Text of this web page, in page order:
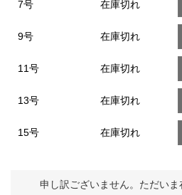
7号 在庫切れ
9号 在庫切れ
11号 在庫切れ
13号 在庫切れ
15号 在庫切れ
申し訳ございません。ただいま